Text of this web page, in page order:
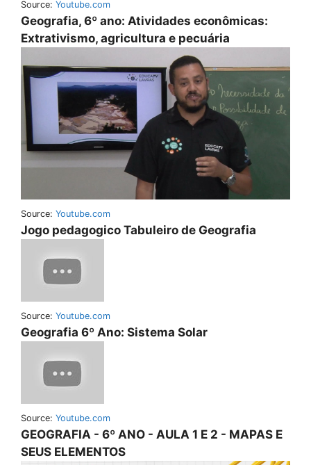
Source: Youtube.com
Geografia, 6º ano: Atividades econômicas:
Extrativismo, agricultura e pecuária
Source: Youtube.com
Jogo pedagogico Tabuleiro de Geografia
Source: Youtube.com
Geografia 6º Ano: Sistema Solar
Source: Youtube.com
GEOGRAFIA - 6º ANO - AULA 1 E 2 - MAPAS E
SEUS ELEMENTOS